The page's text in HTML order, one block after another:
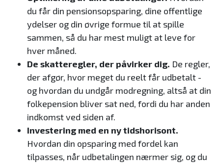
du får din pensionsopsparing, dine offentlige
ydelser og din øvrige formue til at spille
sammen, så du har mest muligt at leve for
hver måned.
De skatteregler, der påvirker dig. De regler,
der afgør, hvor meget du reelt får udbetalt -
og hvordan du undgår modregning, altså at din
folkepension bliver sat ned, fordi du har anden
indkomst ved siden af.
Investering med en ny tidshorisont.
Hvordan din opsparing med fordel kan
tilpasses, når udbetalingen nærmer sig, og du